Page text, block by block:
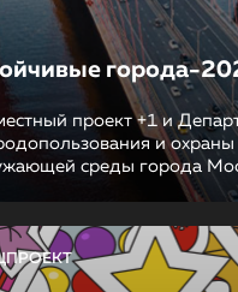
города-
проект +1 и
и охраны
среды города